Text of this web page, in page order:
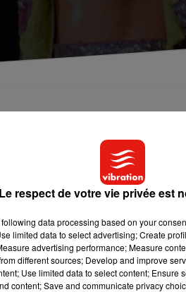
ce vendredi 23 janvier
chanteur britannique a levé le
vous est pris pour le 6 mars
le ton. On y voit Harry Styles,
en boule à facettes.
de bouger.
Le respect de votre vie privée est
data processing based on your
limited data to select advertising; Create
advertising performance; Measure
different sources; Develop and improve
Use limited data to select content; Ensure
content; Save and communicate privacy